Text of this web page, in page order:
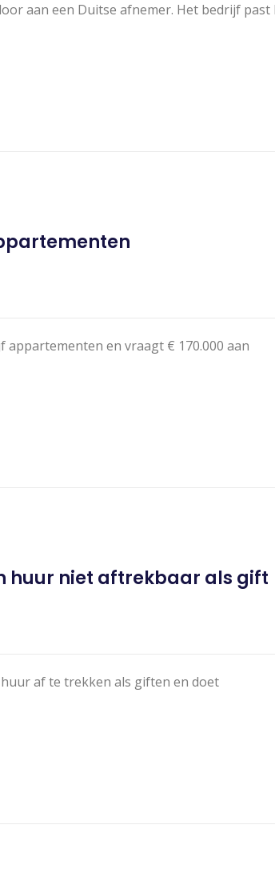
aan een Duitse afnemer. Het bedrijf past
en vraagt € 170.000 aan
huur niet aftrekbaar als gift
af te trekken als giften en doet